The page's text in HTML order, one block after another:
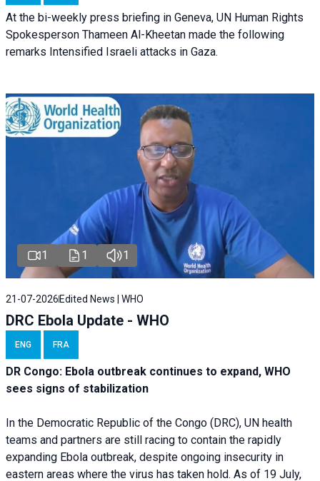
At the bi-weekly press briefing in Geneva, UN Human Rights
Spokesperson Thameen Al-Kheetan made the following
remarks Intensified Israeli attacks in Gaza.
1 1 1
21-07-2026 Edited News | WHO
DRC Ebola Update - WHO
ENG FRA
DR Congo: Ebola outbreak continues to expand, WHO
sees signs of stabilization
In the Democratic Republic of the Congo (DRC), UN health
teams and partners are still racing to contain the rapidly
expanding Ebola outbreak, despite ongoing insecurity in
eastern areas where the virus has taken hold. As of 19 July,